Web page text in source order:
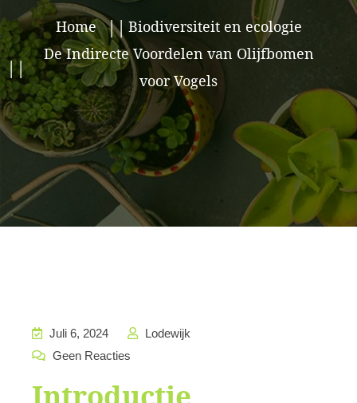
Home
Biodiversiteit en ecologie
De Indirecte Voordelen van Olijfbomen
voor Vogels
Juli 6, 2024
Lodewijk
Geen Reacties
Introductie